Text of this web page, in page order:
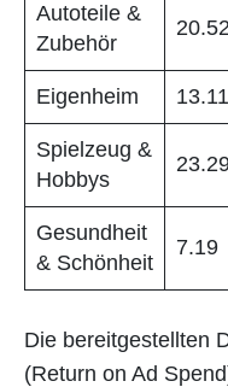
Autoteile &
Zubehör
Eigenheim 13.11
Spielzeug &
Hobbys
Gesundheit
& Schönheit
7.19
Die bereitgestellten
(Return on Ad